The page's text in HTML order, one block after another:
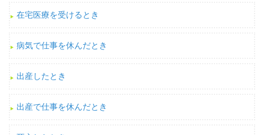
在宅医療を受けるとき
病気で仕事を休んだとき
出産したとき
出産で仕事を休んだとき